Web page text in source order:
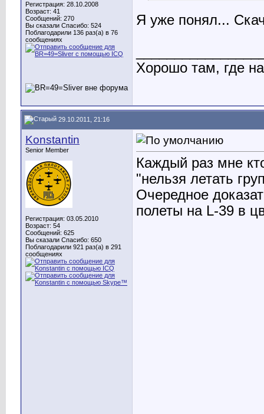
Регистрация: 28.10.2008
Возраст: 41
Сообщений: 270
Вы сказали Спасибо: 524
Поблагодарили 136 раз(а) в 76
сообщениях
Я уже понял...
Хорошо там, где
29.10.2011, 21:16
Konstantin
Senior Member
Регистрация: 03.05.2010
Возраст: 54
Сообщений: 625
Вы сказали Спасибо: 650
Поблагодарили 921 раз(а) в 291
сообщениях
Каждый раз мне
"нельзя летать
Очередное
полеты на L-39 в